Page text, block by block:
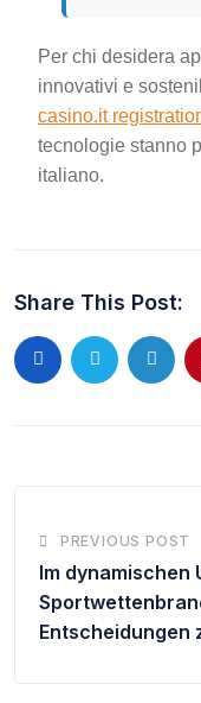
Per chi desidera
innovativi e
casino.it
tecnologie stanno
italiano.
Share This Post:
PREVIOUS POST
Im dynamischen
Entscheidungen